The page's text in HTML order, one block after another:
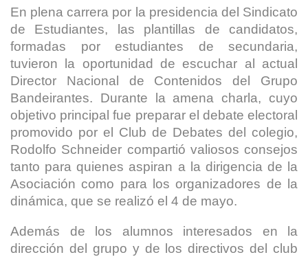
En plena carrera por la presidencia del Sindicato
de Estudiantes, las plantillas de candidatos,
formadas por estudiantes de secundaria,
tuvieron la oportunidad de escuchar al actual
Director Nacional de Contenidos del Grupo
Bandeirantes. Durante la amena charla, cuyo
objetivo principal fue preparar el debate electoral
promovido por el Club de Debates del colegio,
Rodolfo Schneider compartió valiosos consejos
tanto para quienes aspiran a la dirigencia de la
Asociación como para los organizadores de la
dinámica, que se realizó el 4 de mayo.
Además de los alumnos interesados en la
dirección del grupo y de los directivos del club